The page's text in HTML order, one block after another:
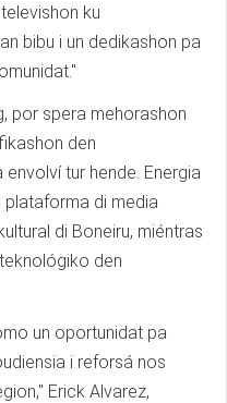
ku
bibu i un dedikashon pa
por spera mehorashon
den
tur hende. Energia
plataforma di media
di Boneiru, miéntras
den
un oportunidat pa
i reforsá nos
Erick Alvarez,